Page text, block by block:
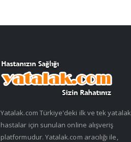
Yatalak.com Türkiye'deki ilk ve tek yatalak
hastalar için sunulan online alışveriş
platformudur. Yatalak.com aracılığı ile,